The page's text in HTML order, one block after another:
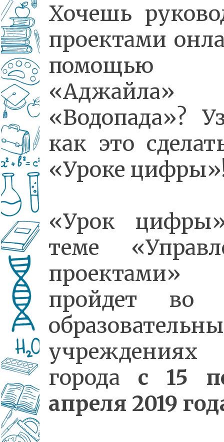
Хочешь
проектами
помощью
«Водопада»?
как это
«Уроке
«Урок
теме
проектами»
пройдет во
учреждениях
города с 15
апреля 2019